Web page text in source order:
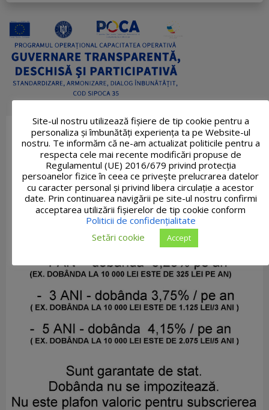
Site-ul nostru utilizează fişiere de tip cookie pentru a
personaliza și îmbunătăți experiența ta pe Website-ul
nostru. Te informăm că ne-am actualizat politicile pentru a
respecta cele mai recente modificări propuse de
Regulamentul (UE) 2016/679 privind protecția
persoanelor fizice în ceea ce privește prelucrarea datelor
cu caracter personal și privind libera circulație a acestor
date. Prin continuarea navigării pe site-ul nostru confirmi
acceptarea utilizării fişierelor de tip cookie conform
Politicii de confidențialitate
Setări cookie
Accept